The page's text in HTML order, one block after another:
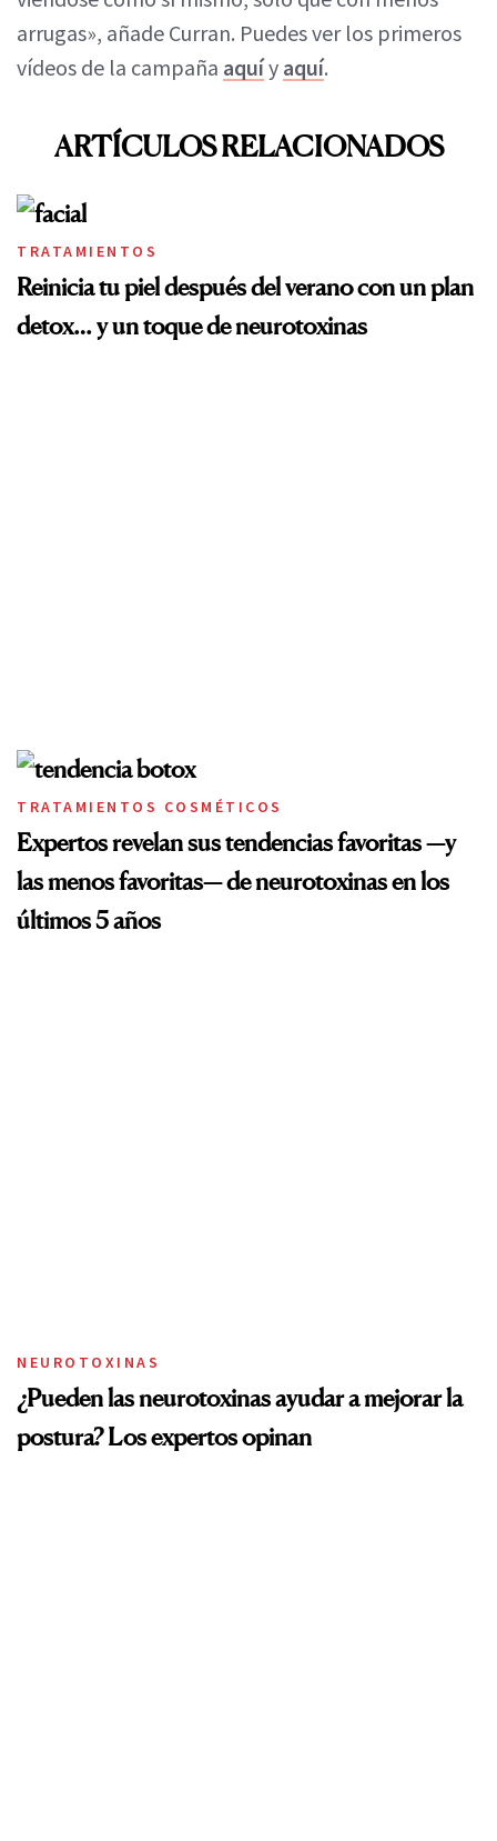
arrugas», añade Curran. Puedes ver los primeros
vídeos de la campaña aquíy aquí.
ARTÍCULOS RELACIONADOS
TRATAMIENTOS
Reinicia tu piel después del verano con un plan
detox… y un toque de neurotoxinas
TRATAMIENTOS COSMÉTICOS
Expertos revelan sus tendencias favoritas —y
las menos favoritas— de neurotoxinas en los
últimos 5 años
NEUROTOXINAS
¿Pueden las neurotoxinas ayudar a mejorar la
postura? Los expertos opinan